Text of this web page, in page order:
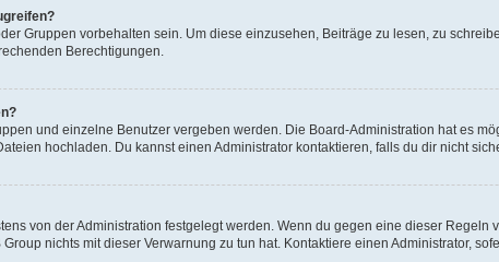
Gruppen vorbehalten sein. Um diese einzusehen, Beiträge zu lesen, zu
Berechtigungen.
und einzelne Benutzer vergeben werden. Die Board-Administration hat es
hochladen. Du kannst einen Administrator kontaktieren, falls du dir nicht
von der Administration festgelegt werden. Wenn du gegen eine dieser
nichts mit dieser Verwarnung zu tun hat. Kontaktiere einen Administrator,